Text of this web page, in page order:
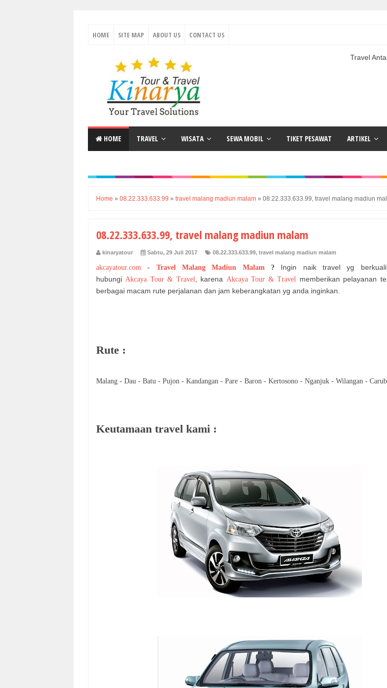
HOME SITE MAP ABOUT US CONTACT US
Travel Antar Kota
HOME TRAVEL WISATA SEWA MOBIL TIKET PESAWAT ARTIKEL
Home » 08.22.333.633.99 » travel malang madiun malam » 08.22.333.633.99, travel malang madiun
08.22.333.633.99, travel malang madiun malam
kinaryatour Sabtu, 29 Juli 2017 08.22.333.633.99, travel malang madiun malam
akcayatour.com - Travel Malang Madiun Malam ?
Ingin naik travel yg
hubungi Akcaya Tour & Travel , karena Akcaya Tour & Travel memberikan pelayanan
berbagai macam rute perjalanan dan jam keberangkatan yg anda inginkan.
Rute :
Malang - Dau - Batu - Pujon - Kandangan - Pare - Baron - Kertosono - Nganjuk - Wilangan -
Keutamaan travel kami :